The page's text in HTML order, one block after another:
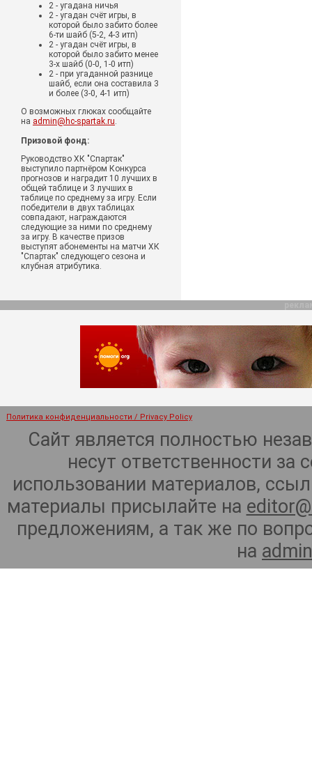
2 - угадана ничья
2 - угадан счёт игры, в
которой было забито более
6-ти шайб (5-2, 4-3 итп)
2 - угадан счёт игры, в
которой было забито менее
3-х шайб (0-0, 1-0 итп)
2 - при угаданной разнице
шайб, если она составила 3
и более (3-0, 4-1 итп)
О возможных глюках сообщайте
на admin@hc-spartak.ru.
Призовой фонд:
Руководство ХК "Спартак"
выступило партнёром Конкурса
прогнозов и наградит 10 лучших в
общей таблице и 3 лучших в
таблице по среднему за игру. Если
победители в двух таблицах
совпадают, награждаются
следующие за ними по среднему
за игру. В качестве призов
выступят абонементы на матчи ХК
"Спартак" следующего сезона и
клубная атрибутика.
Политика конфиденциальности / Privacy Policy
Сайт является полностью
несут ответственности
использовании материалов,
материалы присылайте на
предложениям, а так же по
на